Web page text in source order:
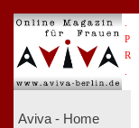
P
R
Aviva - Home